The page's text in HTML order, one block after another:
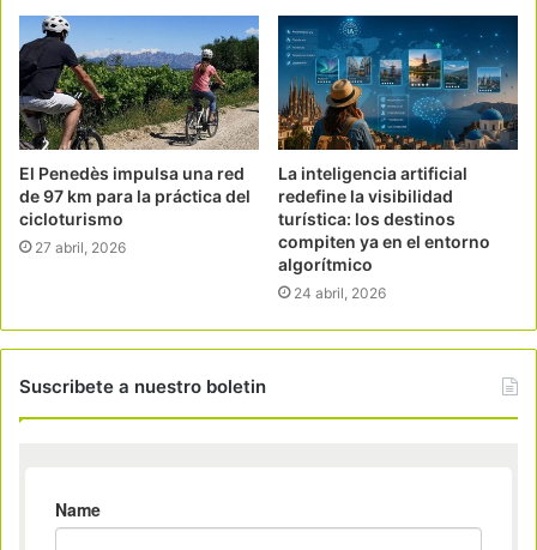
El Penedès impulsa una red
de 97 km para la práctica del
cicloturismo
27 abril, 2026
La inteligencia artificial
redefine la visibilidad
turística: los destinos
compiten ya en el entorno
algorítmico
24 abril, 2026
Suscribete a nuestro boletin